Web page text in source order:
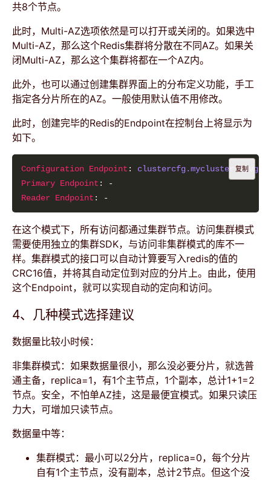
共8个节点。
此时，Multi-AZ选项依然是可以打开或关闭的。如果选中
Multi-AZ，那么这个Redis集群将分散在不同AZ。如果关
闭Multi-AZ，那么这个集群将都在一个AZ内。
此外，也可以通过创建集群界面上的分布定义功能，手工
指定各分片所在的AZ。一般使用默认值不用修改。
此时，创建完毕的Redis的Endpoint在控制台上将显示为
如下。
Configuration Endpoint :
Primary Endpoint
Reader Endpoint
复制
在这个模式下，所有访问都通过集群节点。访问集群模式
需要使用独立的集群SDK，与访问非集群模式的库不一
样。集群模式的接口可以自动计算要写入redis的值的
CRC16值，并将其自动定位到对应的分片上。由此，使用
这个Endpoint，就可以实现自动的定向和访问。
4、几种模式选择建议
数据量比较小时候：
非集群模式：如果数据量很小，那么没必要分片，就选普
通主备，replica=1，有1个主节点，1个副本，总计1+1=2
节点。安全，不怕单AZ挂，这是最便宜模式。如果只读压
力大，可增加只读节点。
数据量中等：
集群模式：最小可以2分片，replica=0，每个分片
自有1个主节点，没有副本，总计2节点。但这个没